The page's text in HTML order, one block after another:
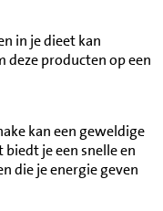
in je dieet kan
deze producten op een
kan een geweldige
je een snelle en
die je energie geven